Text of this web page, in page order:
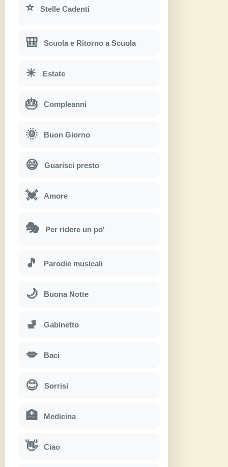
⭐ Stelle Cadenti
🎒 Scuola e Ritorno a Scuola
☀ Estate
🎂 Compleanni
🌞 Buon Giorno
😄 Guarisci presto
💓 Amore
🎭 Per ridere un po'
🎵 Parodie musicali
🌙 Buona Notte
🚽 Gabinetto
💋 Baci
😊 Sorrisi
🏥 Medicina
👋 Ciao